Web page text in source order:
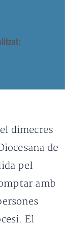
dimecres
de
pel
amb
El